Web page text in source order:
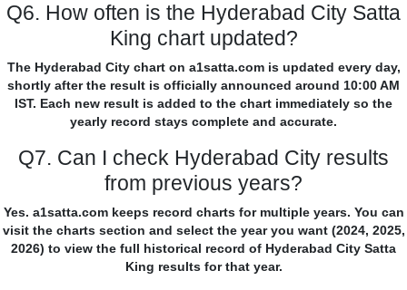
Q6. How often is the Hyderabad City Satta
King chart updated?
The Hyderabad City chart on a1satta.com is updated every day,
shortly after the result is officially announced around 10:00 AM
IST. Each new result is added to the chart immediately so the
yearly record stays complete and accurate.
Q7. Can I check Hyderabad City results
from previous years?
Yes. a1satta.com keeps record charts for multiple years. You can
visit the charts section and select the year you want (2024, 2025,
2026) to view the full historical record of Hyderabad City Satta
King results for that year.